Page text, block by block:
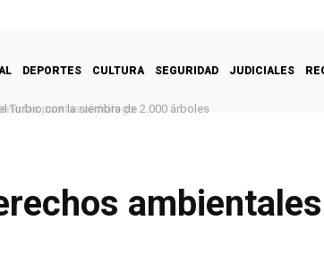
DEPORTES CULTURA SEGURIDAD JUDICIALES
con la siembra de 2.000 árboles